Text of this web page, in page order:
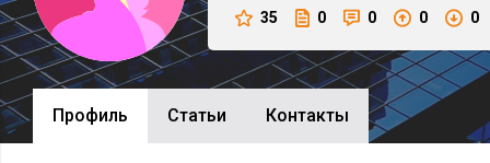
35 0 0 0 0
Профиль Cтатьи Контакты